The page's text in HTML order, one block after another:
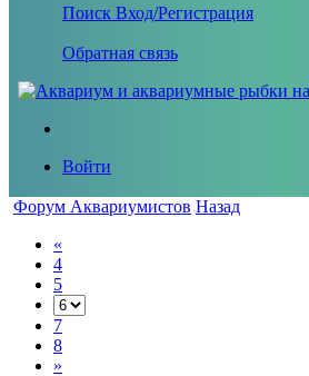
Поиск Вход/Регистрация
Обратная связь
Войти
Форум Аквариумистов Назад
«
4
5
7
8
»